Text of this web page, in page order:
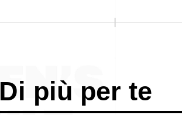
Di più per te